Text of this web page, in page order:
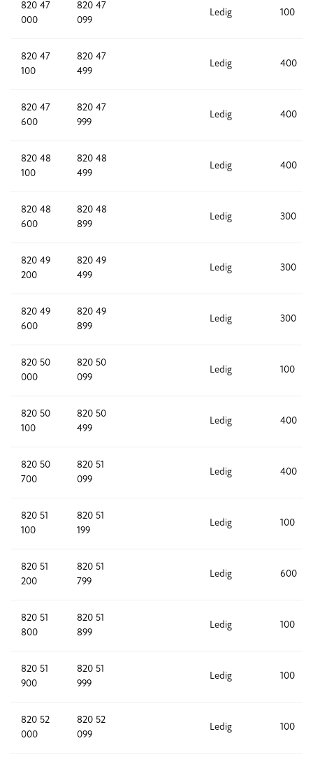
820 47
000
820 47
099
Ledig 100
820 47
100
820 47
499
Ledig 400
820 47
600
820 47
999
Ledig 400
820 48
100
820 48
499
Ledig 400
820 48
600
820 48
899
Ledig 300
820 49
200
820 49
499
Ledig 300
820 49
600
820 49
899
Ledig 300
820 50
000
820 50
099
Ledig 100
820 50
100
820 50
499
Ledig 400
820 50
700
820 51
099
Ledig 400
820 51
100
820 51
199
Ledig 100
820 51
200
820 51
799
Ledig 600
820 51
800
820 51
899
Ledig 100
820 51
900
820 51
999
Ledig 100
820 52
000
820 52
099
Ledig 100